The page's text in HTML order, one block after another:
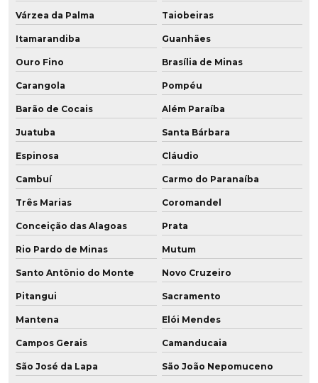
Pu amortecedor
Raspador em pu
Recondicionamento de peças
Recondicionamento de rodas
Revestimento de cilindros em pu
Revestimento de polia
Revestimento de polia em pu
Revestimento poliuretano
Revestimento de poliuretano em tubos
Revestimento em pu
Revestimento de rodas para empilhadeiras
Revestimento de rodas em poliuretano
Várzea da Palma Taiobeiras
Itamarandiba Guanhães
Ouro Fino Brasília de Minas
Carangola Pompéu
Barão de Cocais Além Paraíba
Juatuba Santa Bárbara
Espinosa Cláudio
Cambuí Carmo do Paranaíba
Três Marias Coromandel
Conceição das Alagoas Prata
Rio Pardo de Minas Mutum
Santo Antônio do Monte Novo Cruzeiro
Pitangui Sacramento
Mantena Elói Mendes
Campos Gerais Camanducaia
São José da Lapa São João Nepomuceno